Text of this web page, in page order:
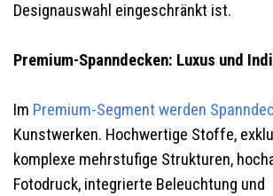
Designauswahl eingeschränkt ist.
Premium-Spanndecken: Luxus und
Im Premium-Segment werden
Kunstwerken. Hochwertige Stoffe,
komplexe mehrstufige Strukturen,
Fotodruck, integrierte Beleuchtung und